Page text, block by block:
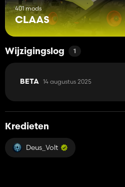
401 mods
CLAAS
Wijzigingslog 1
BETA 14 augustus 2025
Kredieten
Deus_Volt